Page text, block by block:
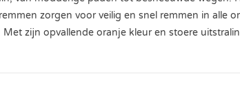
zorgen voor veilig en snel remmen in
zijn opvallende oranje kleur en stoere